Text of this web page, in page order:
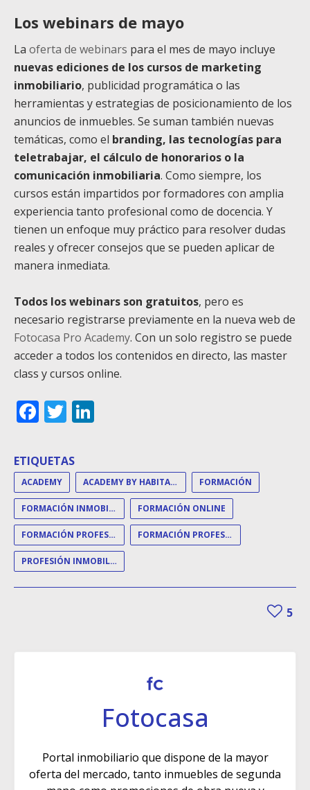
Los webinars de mayo
La oferta de webinars para el mes de mayo incluye
nuevas ediciones de los cursos de marketing
inmobiliario, publicidad programática o las
herramientas y estrategias de posicionamiento de los
anuncios de inmuebles. Se suman también nuevas
temáticas, como el branding, las tecnologías para
teletrabajar, el cálculo de honorarios o la
comunicación inmobiliaria. Como siempre, los
cursos están impartidos por formadores con amplia
experiencia tanto profesional como de docencia. Y
tienen un enfoque muy práctico para resolver dudas
reales y ofrecer consejos que se pueden aplicar de
manera inmediata.
Todos los webinars son gratuitos, pero es
necesario registrarse previamente en la nueva web de
Fotocasa Pro Academy. Con un solo registro se puede
acceder a todos los contenidos en directo, las master
class y cursos online.
Facebook
Twitter
ETIQUETAS
ACADEMY ACADEMY BY HABITACLIA Y FOTOCASA FORMACIÓN
FORMACIÓN INMOBILIARIA FORMACIÓN ONLINE
FORMACIÓN PROFESIONAL FORMACIÓN PROFESIONALES
PROFESIÓN INMOBILIARIA
5
Fotocasa
Portal inmobiliario que dispone de la mayor
oferta del mercado, tanto inmuebles de segunda